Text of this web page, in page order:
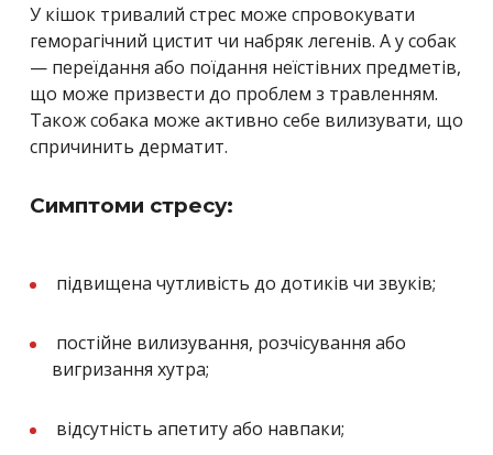
У кішок тривалий стрес може спровокувати
геморагічний цистит чи набряк легенів. А у собак
— переїдання або поїдання неїстівних предметів,
що може призвести до проблем з травленням.
Також собака може активно себе вилизувати, що
спричинить дерматит.
Симптоми стресу:
підвищена чутливість до дотиків чи звуків;
постійне вилизування, розчісування або
вигризання хутра;
відсутність апетиту або навпаки;